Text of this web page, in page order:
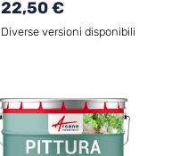
22,50 €
Diverse versioni disponibili